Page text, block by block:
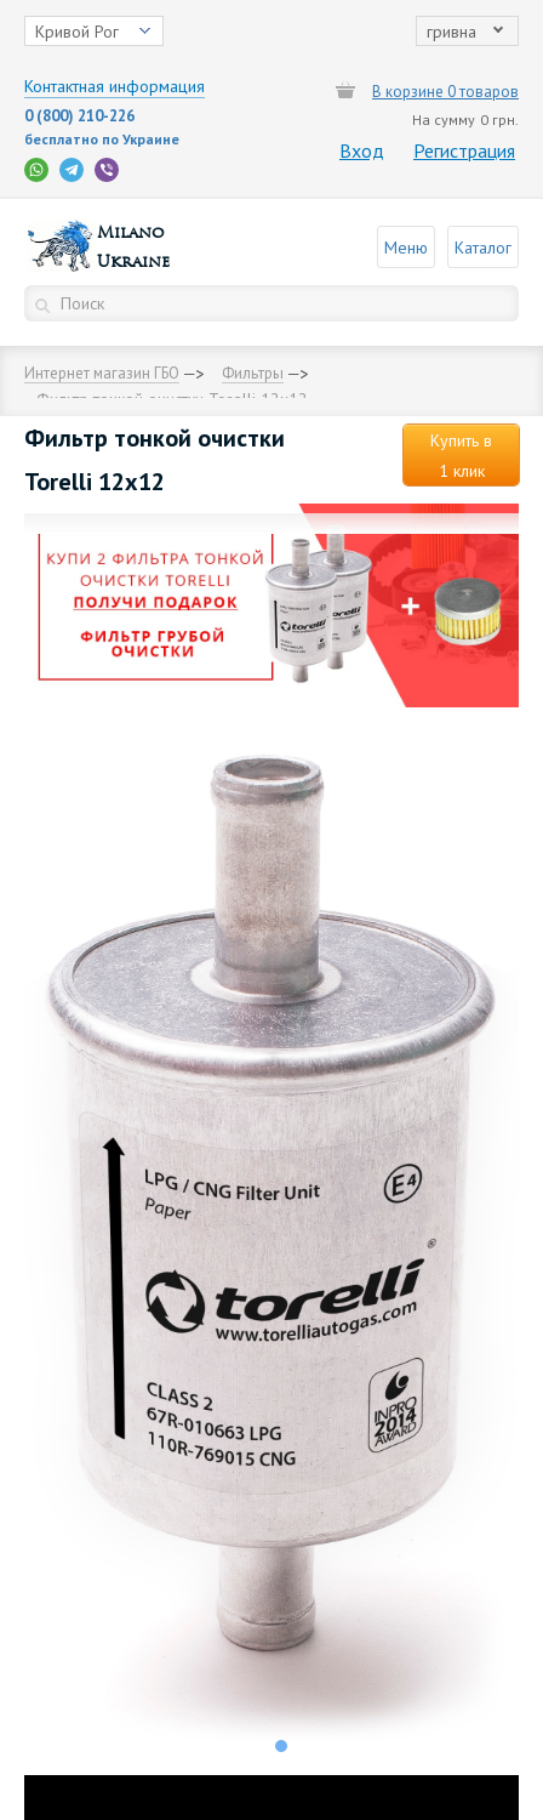
Кривой Рог гривна
Контактная информация
0 (800) 210-226
бесплатно по Украине
В корзине 0 товаров
На сумму 0 грн.
Вход Регистрация
Milano
Ukraine
Меню Каталог
Интернет магазин ГБО Фильтры
Фильтр тонкой очистки Torelli 12х12
Фильтр тонкой очистки
Torelli 12х12
Купить в
1 клик